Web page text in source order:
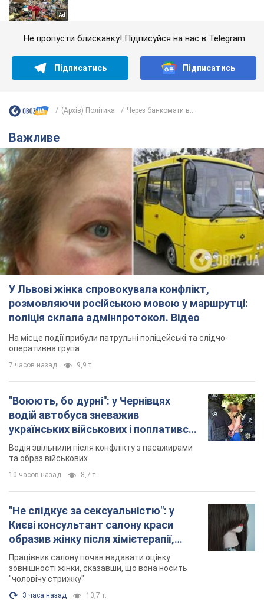
Не пропусти блискавку! Підписуйся на нас в Telegram
Підписатись Підписатись
(Архів) Політика Через банкомати в...
Важливе
У Львові жінка спровокувала конфлікт,
розмовляючи російською мовою у маршрутці:
поліція склала адмінпротокол. Відео
На місце події прибули патрульні поліцейські та слідчо-
оперативна група
7 часов назад 9,9 т.
"Воюють, бо дурні": у Чернівцях
водій автобуса зневажив
українських військових і поплатився.
Відео
Водія звільнили після конфлікту з пасажирами
та образ військових
10 часов назад 8,7 т.
"Не слідкує за сексуальністю": у
Києві консультант салону краси
образив жінку після хімієтерапії,
розгорівся скандал. Фото
Працівник салону почав надавати оцінку
зовнішності жінки, сказавши, що вона носить
"чоловічу стрижку"
3 часа назад 13,7 т.